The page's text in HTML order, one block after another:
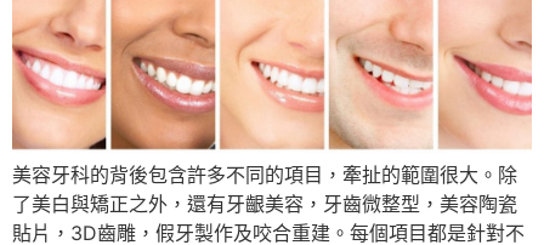
美容牙科的背後包含許多不同的項目，牽扯的範圍很大。除
了美白與矯正之外，還有牙齦美容，牙齒微整型，美容陶瓷
貼片，3D齒雕，假牙製作及咬合重建。每個項目都是針對不